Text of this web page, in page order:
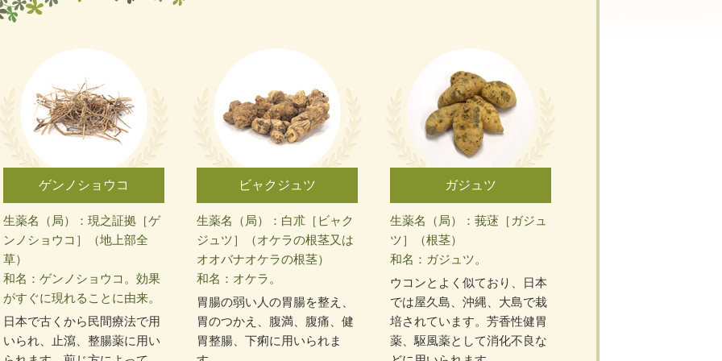
ゲンノショウコ
生薬名（局）：現之証拠［ゲ
ンノショウコ］（地上部全
草）
和名：ゲンノショウコ。効果
がすぐに現れることに由来。
日本で古くから民間療法で用
いられ、止瀉、整腸薬に用い
ビャクジュツ
生薬名（局）：白朮［ビャク
ジュツ］（オケラの根茎又は
オオバナオケラの根茎）
和名：オケラ。
胃腸の弱い人の胃腸を整え、
胃のつかえ、腹満、腹痛、健
胃整腸、下痢に用いられま
ガジュツ
生薬名（局）：莪蒁［ガジュ
ツ］（根茎）
和名：ガジュツ。
ウコンとよく似ており、日本
では屋久島、沖縄、大島で栽
培されています。芳香性健胃
薬、駆風薬として消化不良な